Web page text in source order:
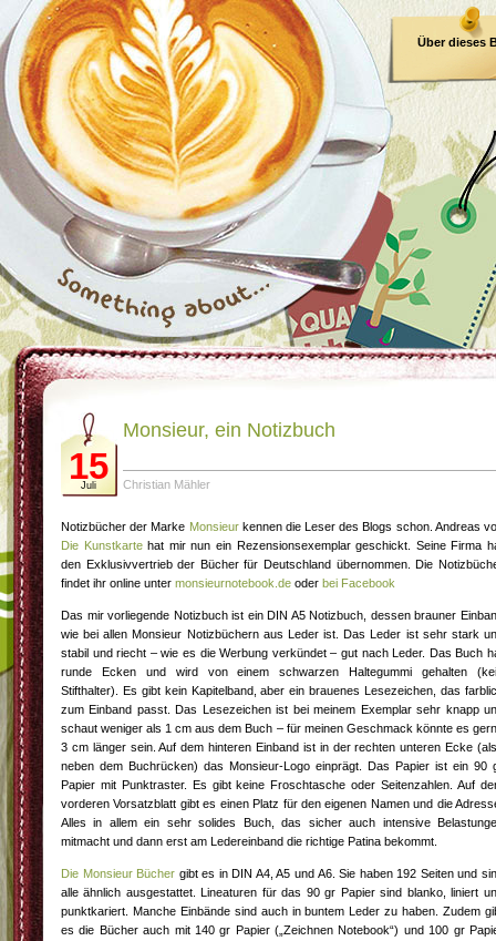
Über dieses
15
Juli
Monsieur, ein Notizbuch
Christian Mähler
Notizbücher der Marke Monsieurkennen die Leser des Blogs schon. Andreas
Die Kunstkartehat mir nun ein Rezensionsexemplar geschickt. Seine Firma
den Exklusivvertrieb der Bücher für Deutschland übernommen. Die
findet ihr online unter monsieurnotebook.de oder bei Facebook
Das mir vorliegende Notizbuch ist ein DIN A5 Notizbuch, dessen brauner
wie bei allen Monsieur Notizbüchern aus Leder ist. Das Leder ist sehr stark
stabil und riecht – wie es die Werbung verkündet – gut nach Leder. Das Buch
runde Ecken und wird von einem schwarzen Haltegummi gehalten
Stifthalter). Es gibt kein Kapitelband, aber ein brauenes Lesezeichen, das
zum Einband passt. Das Lesezeichen ist bei meinem Exemplar sehr knapp
schaut weniger als 1 cm aus dem Buch – für meinen Geschmack könnte es
3 cm länger sein. Auf dem hinteren Einband ist in der rechten unteren Ecke
neben dem Buchrücken) das Monsieur-Logo einprägt. Das Papier ist ein 90
Papier mit Punktraster. Es gibt keine Froschtasche oder Seitenzahlen. Auf
vorderen Vorsatzblatt gibt es einen Platz für den eigenen Namen und die
Alles in allem ein sehr solides Buch, das sicher auch intensive
mitmacht und dann erst am Ledereinband die richtige Patina bekommt.
Die Monsieur Bücher gibt es in DIN A4, A5 und A6. Sie haben 192 Seiten und
alle ähnlich ausgestattet. Lineaturen für das 90 gr Papier sind blanko, liniert
punktkariert. Manche Einbände sind auch in buntem Leder zu haben. Zudem
es die Bücher auch mit 140 gr Papier („Zeichnen Notebook“) und 100 gr